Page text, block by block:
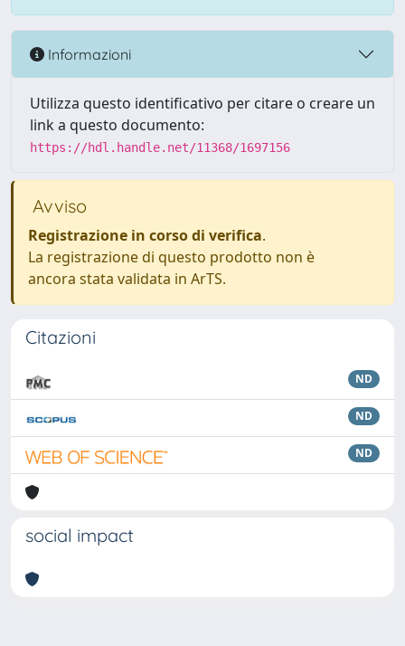
Informazioni
Utilizza questo identificativo per citare o creare un
link a questo documento:
https://hdl.handle.net/11368/1697156
Avviso
Registrazione in corso di verifica.
La registrazione di questo prodotto non è
ancora stata validata in ArTS.
Citazioni
ND
ND
ND
social impact